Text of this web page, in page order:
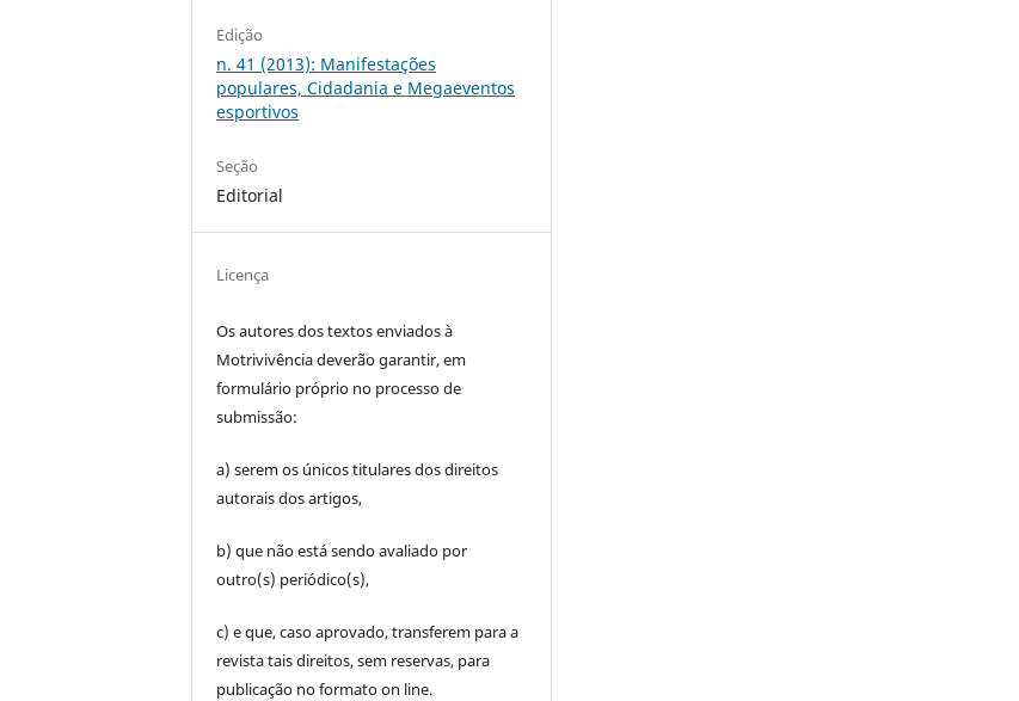
Edição
n. 41 (2013): Manifestações
populares, Cidadania e Megaeventos
esportivos
Seção
Editorial
Licença
Os autores dos textos enviados à
Motrivivência deverão garantir, em
formulário próprio no processo de
submissão:
a) serem os únicos titulares dos direitos
autorais dos artigos,
b) que não está sendo avaliado por
outro(s) periódico(s),
c) e que, caso aprovado, transferem para a
revista tais direitos, sem reservas, para
publicação no formato on line.